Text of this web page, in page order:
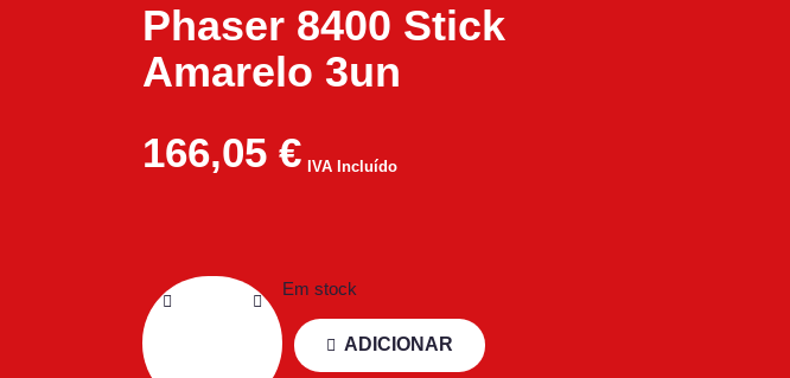
Phaser 8400 Stick
Amarelo 3un
166,05 € IVA Incluído
Em stock
ADICIONAR